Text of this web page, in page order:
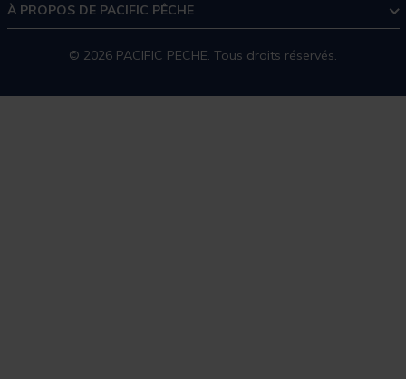
À PROPOS DE PACIFIC PÊCHE
© 2026 PACIFIC PECHE. Tous droits réservés.